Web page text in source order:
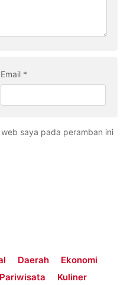
Email *
saya pada peramban ini
Daerah
Ekonomi
Pariwisata Kuliner